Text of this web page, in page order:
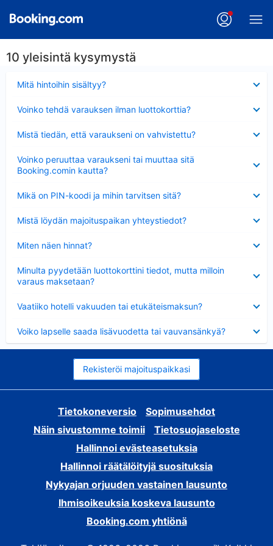
10 yleisintä kysymystä
Mitä hintoihin sisältyy?
Voinko tehdä varauksen ilman luottokorttia?
Mistä tiedän, että varaukseni on vahvistettu?
Voinko peruuttaa varaukseni tai muuttaa sitä
Booking.comin kautta?
Mikä on PIN-koodi ja mihin tarvitsen sitä?
Mistä löydän majoituspaikan yhteystiedot?
Miten näen hinnat?
Minulta pyydetään luottokorttini tiedot, mutta milloin
varaus maksetaan?
Vaatiiko hotelli vakuuden tai etukäteismaksun?
Voiko lapselle saada lisävuodetta tai vauvansänkyä?
Rekisteröi majoituspaikkasi
Tietokoneversio
Sopimusehdot
Näin sivustomme toimii
Tietosuojaseloste
Hallinnoi evästeasetuksia
Hallinnoi räätälöityjä suosituksia
Nykyajan orjuuden vastainen lausunto
Ihmisoikeuksia koskeva lausunto
Booking.com yhtiönä